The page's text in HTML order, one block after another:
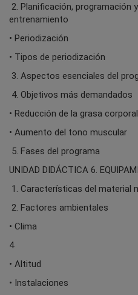
2. Planificación, programación
entrenamiento
• Periodización
• Tipos de periodización
3. Aspectos esenciales del
4. Objetivos más demandados
• Reducción de la grasa corporal
• Aumento del tono muscular
5. Fases del programa
UNIDAD DIDÁCTICA 6.
1. Características del material
2. Factores ambientales
• Clima
4
• Altitud
• Instalaciones